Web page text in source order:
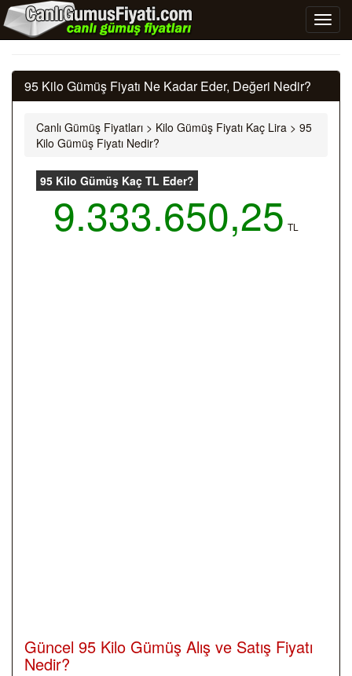
95 Kilo Gümüş Fiyatı Ne Kadar Eder, Değeri Nedir?
Canlı Gümüş Fiyatları > Kilo Gümüş Fiyatı Kaç Lira > 95
Kilo Gümüş Fiyatı Nedir?
95 Kilo Gümüş Kaç TL Eder?
9.333.650,25 TL
Güncel 95 Kilo Gümüş Alış ve Satış Fiyatı
Nedir?